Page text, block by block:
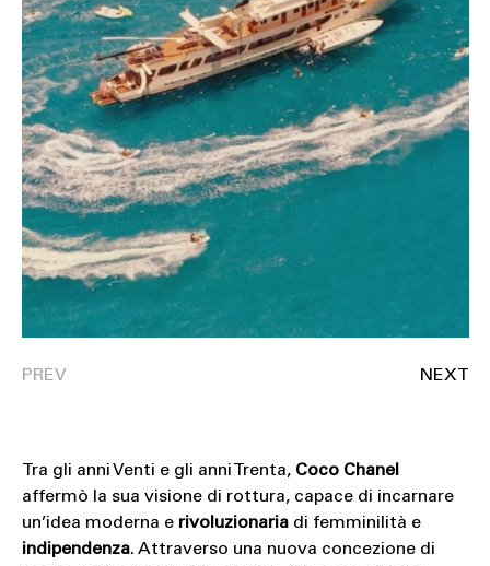
Tra gli anni Venti e gli anni Trenta, Coco Chanel
affermò la sua visione di rottura, capace di incarnare
un’idea moderna e rivoluzionariadi femminilità e
indipendenza. Attraverso una nuova concezione di